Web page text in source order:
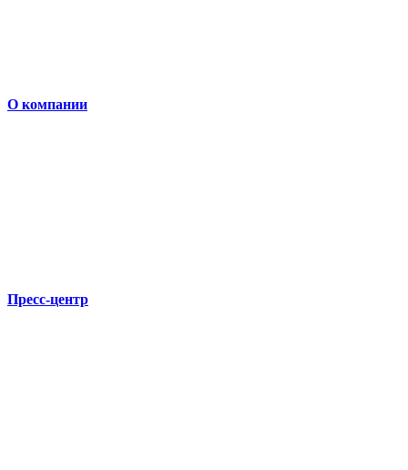
О компании
Пресс-центр